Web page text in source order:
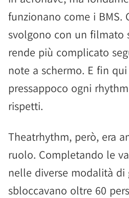
funzionano come i BMS.
svolgono con un filmato
rende più complicato
note a schermo. E fin
pressappoco ogni
rispetti.
Theatrhythm, però, era
ruolo. Completando le
nelle diverse modalità di
sbloccavano oltre 60